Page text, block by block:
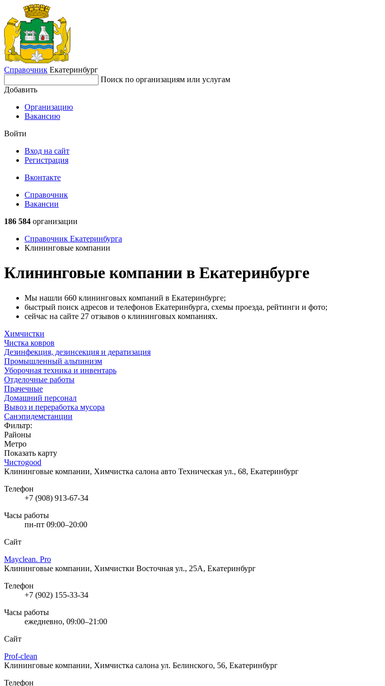
Справочник Екатеринбург
Поиск по организациям или услугам
Добавить
Организацию
Вакансию
Войти
Вход на сайт
Регистрация
Вконтакте
Справочник
Вакансии
186 584 организации
Справочник Екатеринбурга
Клининговые компании
Клининговые компании в Екатеринбурге
Мы нашли 660 клининговых компаний в Екатеринбурге;
быстрый поиск адресов и телефонов Екатеринбурга, схемы проезда, рейтинги и фото;
сейчас на сайте 27 отзывов о клининговых компаниях.
Химчистки
Чистка ковров
Дезинфекция, дезинсекция и дератизация
Промышленный альпинизм
Уборочная техника и инвентарь
Отделочные работы
Прачечные
Домашний персонал
Вывоз и переработка мусора
Санэпидемстанции
Фильтр:
Районы
Метро
Показать карту
Чистоgood
Клининговые компании, Химчистка салона авто Техническая ул., 68, Екатеринбург
Телефон
+7 (908) 913-67-34
Часы работы
пн-пт 09:00–20:00
Сайт
Mayclean. Pro
Клининговые компании, Химчистки Восточная ул., 25А, Екатеринбург
Телефон
+7 (902) 155-33-34
Часы работы
ежедневно, 09:00–21:00
Сайт
Prof-clean
Клининговые компании, Химчистка салона ул. Белинского, 56, Екатеринбург
Телефон